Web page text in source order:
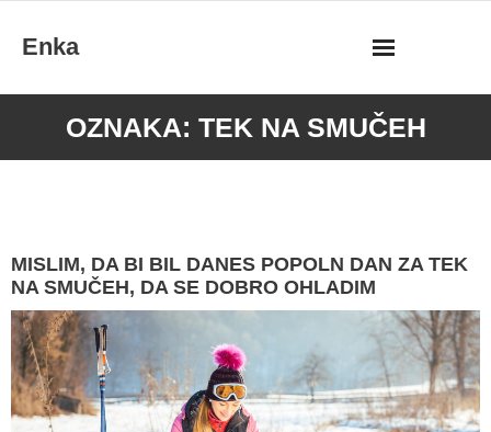
Enka
OZNAKA: TEK NA SMUČEH
MISLIM, DA BI BIL DANES POPOLN DAN ZA TEK
NA SMUČEH, DA SE DOBRO OHLADIM